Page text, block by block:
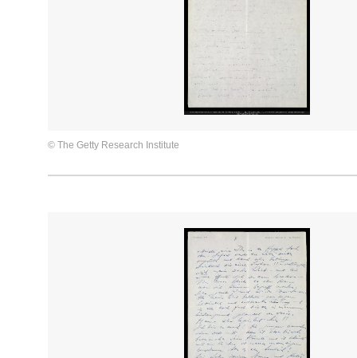
© The Getty Research Institute